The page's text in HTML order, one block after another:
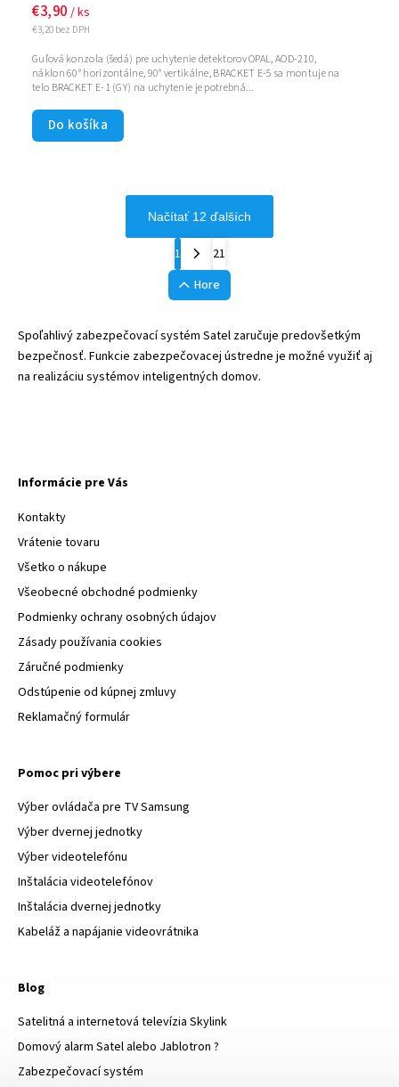
€3,20 bez DPH
€3,90 / ks
Do košíka
Guľová konzola (šedá) pre uchytenie detektorov OPAL, AOD-210,
náklon 60° horizontálne, 90° vertikálne, BRACKET E-5 sa montuje na
telo BRACKET E-1 (GY) na uchytenie je potrebná...
Načítať 12 ďalších
1
21
Hore
Spoľahlivý zabezpečovací systém Satel zaručuje predovšetkým
bezpečnosť. Funkcie zabezpečovacej ústredne je možné využiť aj
na realizáciu systémov inteligentných domov.
Informácie pre Vás
Kontakty
Vrátenie tovaru
Všetko o nákupe
Všeobecné obchodné podmienky
Podmienky ochrany osobných údajov
Zásady používania cookies
Záručné podmienky
Odstúpenie od kúpnej zmluvy
Reklamačný formulár
Pomoc pri výbere
Výber ovládača pre TV Samsung
Výber dvernej jednotky
Výber videotelefónu
Inštalácia videotelefónov
Inštalácia dvernej jednotky
Kabeláž a napájanie videovrátnika
Blog
Satelitná a internetová televízia Skylink
Domový alarm Satel alebo Jablotron ?
Zabezpečovací systém